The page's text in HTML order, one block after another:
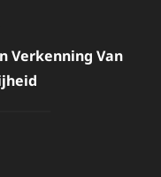
Verkenning Van